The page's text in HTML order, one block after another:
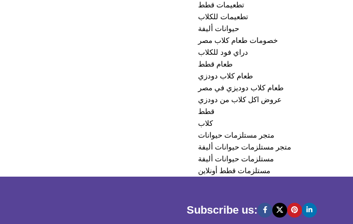
تطعيمات قطط
تطعيمات للكلاب
حيوانات أليفة
خصومات طعام كلاب مصر
دراي فود للكلاب
طعام قطط
طعام كلاب دودزي
طعام كلاب دوديزي في مصر
عروض اكل كلاب من دودزي
قطط
كلاب
متجر مستلزمات حيوانات
متجر مستلزمات حيوانات أليفة
مستلزمات حيوانات أليفة
مستلزمات قطط أونلاين
Subscribe us: